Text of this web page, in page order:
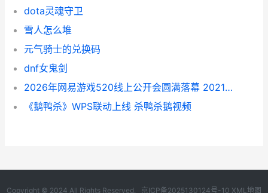
dota灵魂守卫
雪人怎么堆
元气骑士的兑换码
dnf女鬼剑
2026年网易游戏520线上公开会圆满落幕 2021网易游戏520
《鹅鸭杀》WPS联动上线 杀鸭杀鹅视频
Copyright © 2024 All Rights Reserved. 京ICP备2025130124号-10 XML地图